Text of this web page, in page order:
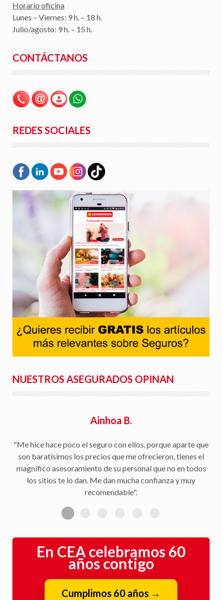
Horario oficina
Lunes – Viernes: 9 h. – 18 h.
Julio/agosto: 9 h. – 15 h.
CONTÁCTANOS
REDES SOCIALES
NUESTROS ASEGURADOS OPINAN
Ainhoa B.
"Me hice hace poco el seguro con ellos, porque aparte que
son baratísimos los precios que me ofrecieron, tienes el
magnífico asesoramiento de su personal que no en todos
los sitios te lo dan. Me dan mucha confianza y muy
recomendable".
En CEA celebramos 60
años contigo
Cumplimos 60 años →